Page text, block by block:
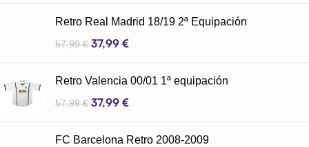
Retro Real Madrid 18/19 2ª Equipación
57,99€ 37,99 €
Retro Valencia 00/01 1ª equipación
57,99€ 37,99 €
FC Barcelona Retro 2008-2009